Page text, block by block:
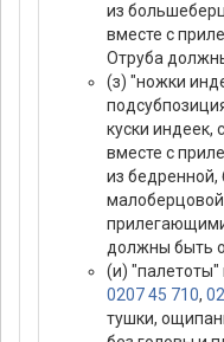
из
вместе с
Отруба
(з) "ножки
куски индеек,
вместе с
из
малоберцовой
должны быть
(и) "палетоты"
0207 45 710,
тушки,